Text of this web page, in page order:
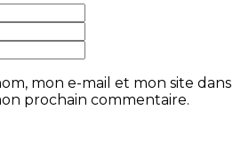
mon e-mail et mon site dans
prochain commentaire.